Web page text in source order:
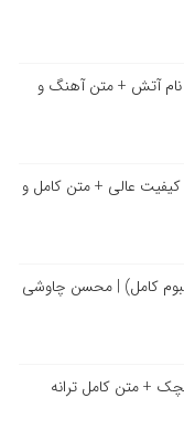
نام آتش + متن آهنگ و
کیفیت عالی + متن کامل و
کامل) | محسن چاوشی
+ متن کامل ترانه